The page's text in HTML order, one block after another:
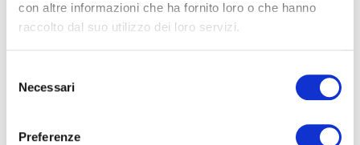
con altre informazioni che ha fornito loro o che hanno
raccolto dal suo utilizzo dei loro servizi.
delNecessari
Preferenze
Ogni azienda si fonda su figure chiave il cui
dell’impresa. Questi individui, noti come key